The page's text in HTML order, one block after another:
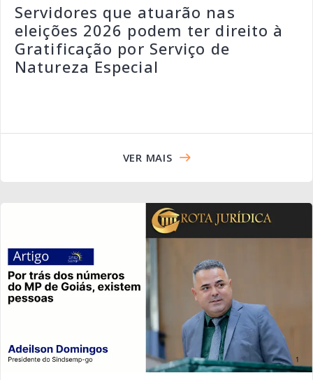
Servidores que atuarão nas
eleições 2026 podem ter direito à
Gratificação por Serviço de
Natureza Especial
VER MAIS